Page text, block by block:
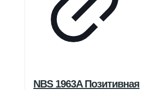
NBS 1963A Позитивная